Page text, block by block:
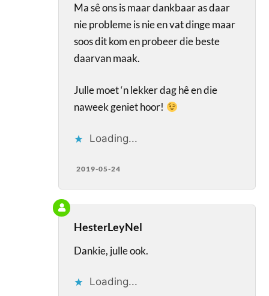
Ma sê ons is maar dankbaar as daar
nie probleme is nie en vat dinge maar
soos dit kom en probeer die beste
daarvan maak.
Julle moet ‘n lekker dag hê en die
naweek geniet hoor!
Loading...
2019-05-24
HesterLeyNel
Dankie, julle ook.
Loading...